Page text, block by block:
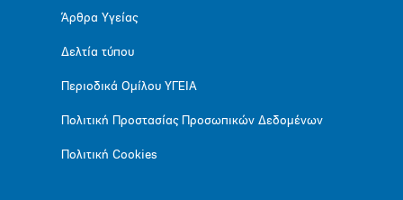
Άρθρα Υγείας
Δελτία τύπου
Περιοδικά Ομίλου ΥΓΕΙΑ
Πολιτική Προστασίας Προσωπικών Δεδομένων
Πολιτική Cookies